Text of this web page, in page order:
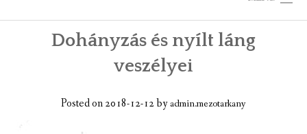
KEZDŐLAP
LÁTNIVALÓK
Dohányzás és nyílt láng
veszélyei
Posted on2018-12-12byadmin.mezotarkany